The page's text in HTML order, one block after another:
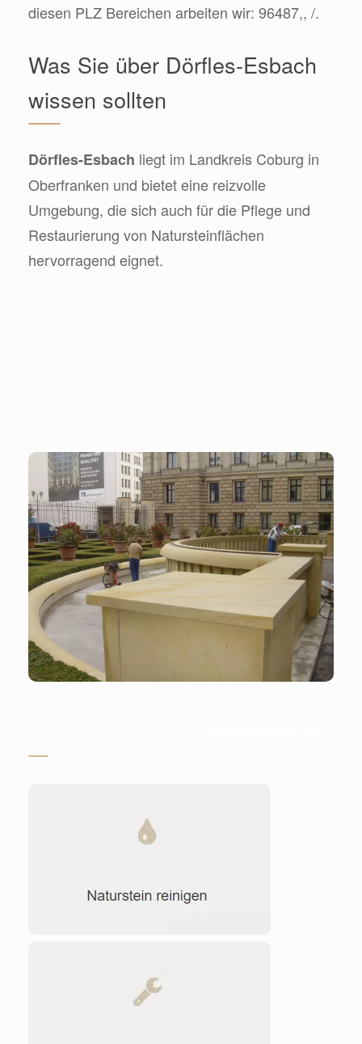
diesen PLZ Bereichen arbeiten wir: 96487,, /.
Was Sie über Dörfles-Esbach
wissen sollten
Dörfles-Esbach liegt im Landkreis Coburg in
Oberfranken und bietet eine reizvolle
Umgebung, die sich auch für die Pflege und
Restaurierung von Natursteinflächen
hervorragend eignet.